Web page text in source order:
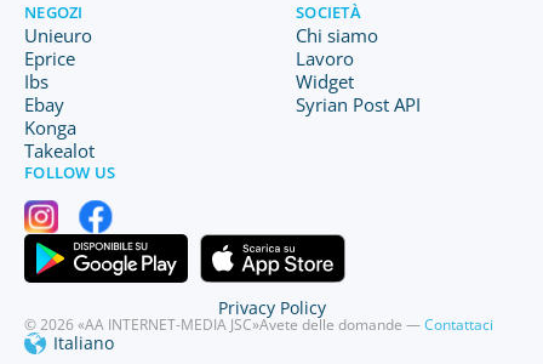
NEGOZI
Unieuro
Eprice
Ibs
Ebay
Konga
Takealot
SOCIETÀ
Chi siamo
Lavoro
Widget
Syrian Post API
FOLLOW US
© 2026 «AA INTERNET-MEDIA JSC»Avete delle domande —Contattaci
Italiano
Privacy Policy